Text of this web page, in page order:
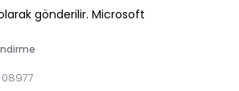
gönderilir. Microsoft